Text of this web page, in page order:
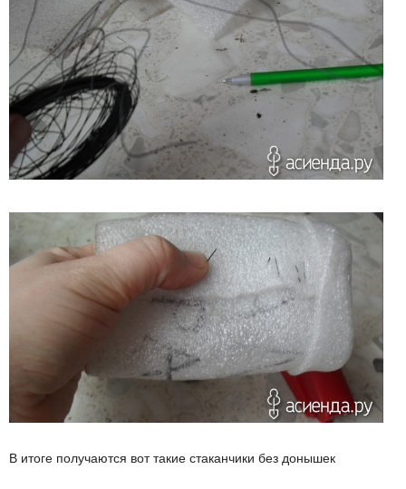
В итоге получаются вот такие стаканчики без донышек